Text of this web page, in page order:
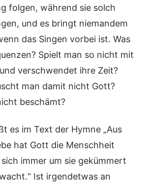
folgen, während sie solch
und es bringt niemandem
das Singen vorbei ist. Was
Spielt man so nicht mit
verschwendet ihre Zeit?
man damit nicht Gott?
beschämt?
es im Text der Hymne „Aus
hat Gott die Menschheit
immer um sie gekümmert
Ist irgendetwas an